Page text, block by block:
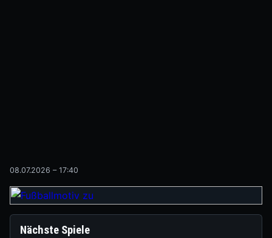
08.07.2026 – 17:40
Nächste Spiele